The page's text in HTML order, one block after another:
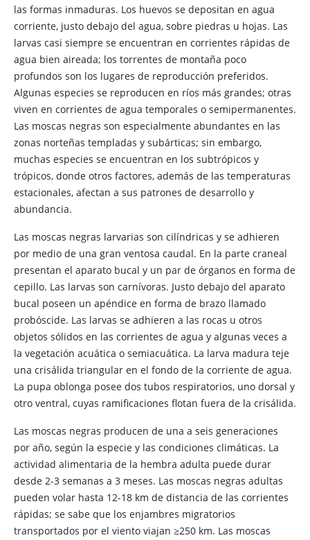
las formas inmaduras. Los huevos se depositan en agua
corriente, justo debajo del agua, sobre piedras u hojas. Las
larvas casi siempre se encuentran en corrientes rápidas de
agua bien aireada; los torrentes de montaña poco
profundos son los lugares de reproducción preferidos.
Algunas especies se reproducen en ríos más grandes; otras
viven en corrientes de agua temporales o semipermanentes.
Las moscas negras son especialmente abundantes en las
zonas norteñas templadas y subárticas; sin embargo,
muchas especies se encuentran en los subtrópicos y
trópicos, donde otros factores, además de las temperaturas
estacionales, afectan a sus patrones de desarrollo y
abundancia.
Las moscas negras larvarias son cilíndricas y se adhieren
por medio de una gran ventosa caudal. En la parte craneal
presentan el aparato bucal y un par de órganos en forma de
cepillo. Las larvas son carnívoras. Justo debajo del aparato
bucal poseen un apéndice en forma de brazo llamado
probóscide. Las larvas se adhieren a las rocas u otros
objetos sólidos en las corrientes de agua y algunas veces a
la vegetación acuática o semiacuática. La larva madura teje
una crisálida triangular en el fondo de la corriente de agua.
La pupa oblonga posee dos tubos respiratorios, uno dorsal y
otro ventral, cuyas ramificaciones flotan fuera de la crisálida.
Las moscas negras producen de una a seis generaciones
por año, según la especie y las condiciones climáticas. La
actividad alimentaria de la hembra adulta puede durar
desde 2-3 semanas a 3 meses. Las moscas negras adultas
pueden volar hasta 12-18 km de distancia de las corrientes
rápidas; se sabe que los enjambres migratorios
transportados por el viento viajan ≥250 km. Las moscas